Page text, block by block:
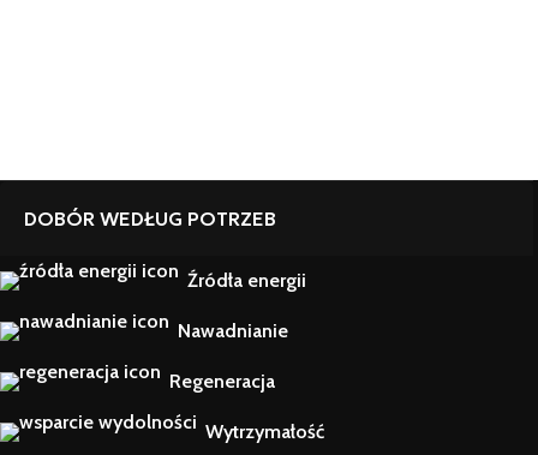
DOBÓR WEDŁUG POTRZEB
Źródła energii
Nawadnianie
Regeneracja
Wytrzymałość